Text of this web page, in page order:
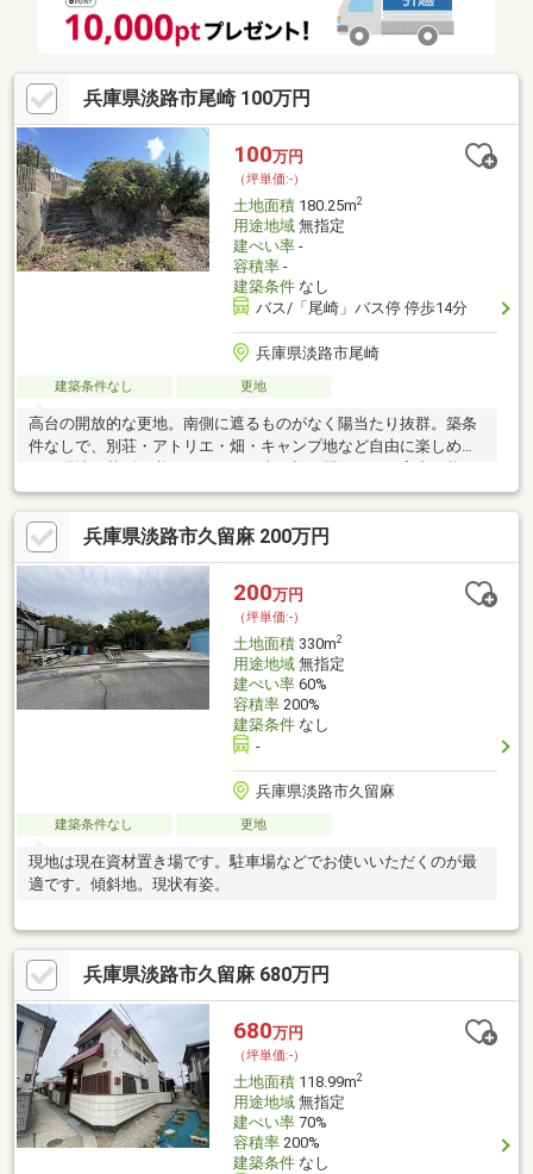
兵庫県淡路市尾崎 100万円
100万円
（坪単価:-）
土地面積180.25m2
用途地域無指定
建ぺい率-
容積率-
建築条件なし
バス/「尾崎」バス停 停歩14分
兵庫県淡路市尾崎
建築条件なし 更地
高台の開放的な更地。南側に遮るものがなく陽当たり抜群。築条
件なしで、別荘・アトリエ・畑・キャンプ地など自由に楽しめま
す。お気軽にご予約ください。
兵庫県淡路市久留麻 200万円
200万円
（坪単価:-）
土地面積330m2
用途地域無指定
建ぺい率60%
容積率200%
建築条件なし
-
兵庫県淡路市久留麻
建築条件なし 更地
現地は現在資材置き場です。駐車場などでお使いいただくのが最
適です。傾斜地。現状有姿。
兵庫県淡路市久留麻 680万円
680万円
（坪単価:-）
土地面積118.99m2
用途地域無指定
建ぺい率70%
容積率200%
建築条件なし